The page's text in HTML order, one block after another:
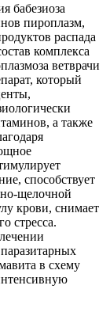
бабезиоза
пироплазм,
распада
комплекса
ветврачи
который
а также
способствует
щелочной
крови, снимает
стресса.
в схему